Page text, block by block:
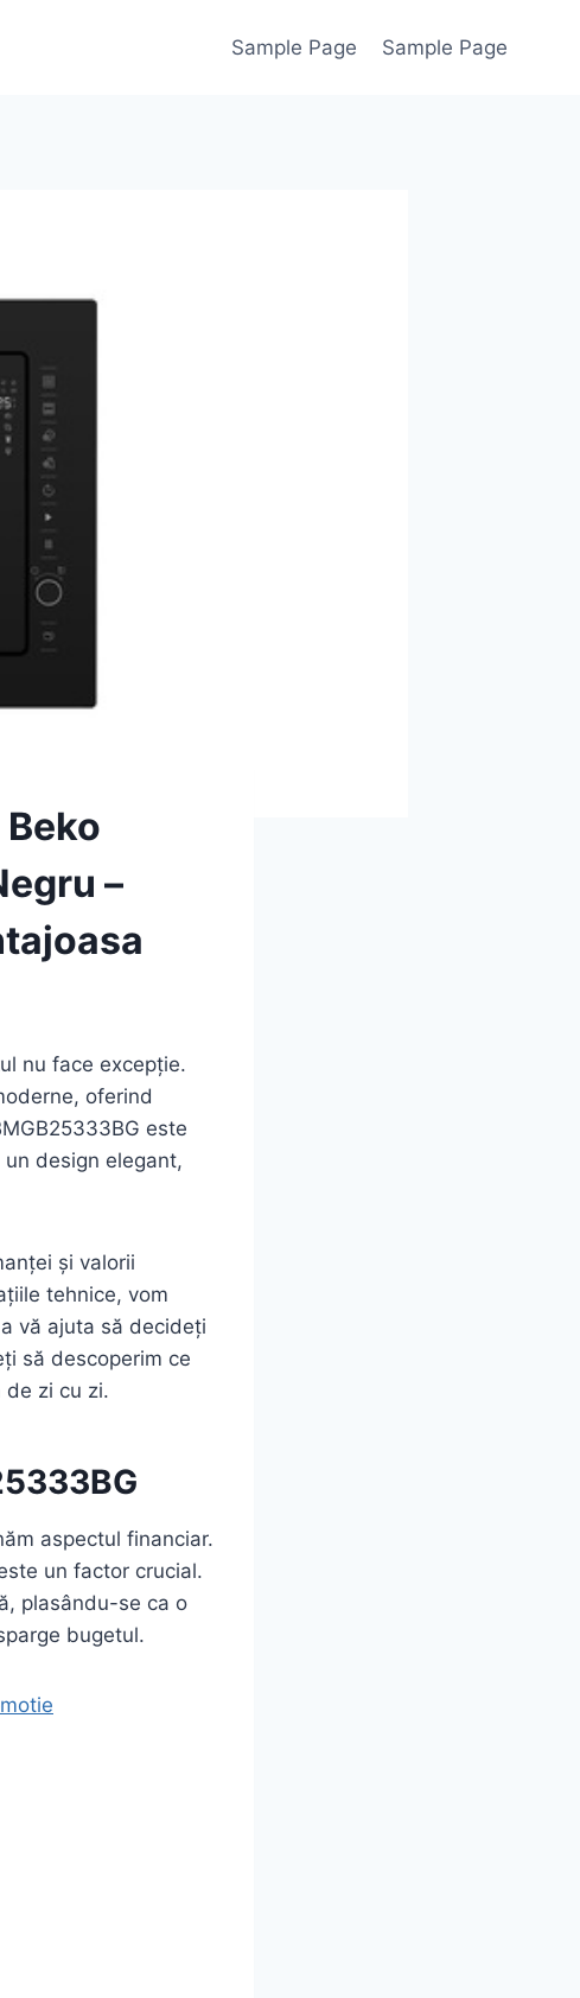
Sample Page Sample Page
–
nu face excepție.
oferind
este
design elegant,
și valorii
tehnice, vom
vă ajuta să decideți
să descoperim ce
de zi cu zi.
aspectul financiar.
un factor crucial.
plasându-se ca o
bugetul.